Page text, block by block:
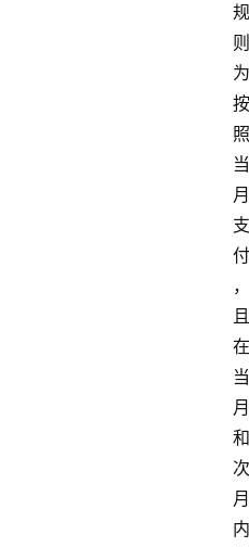
规
则
为
按
照
当
月
支
付
，
且
在
当
月
和
次
月
内